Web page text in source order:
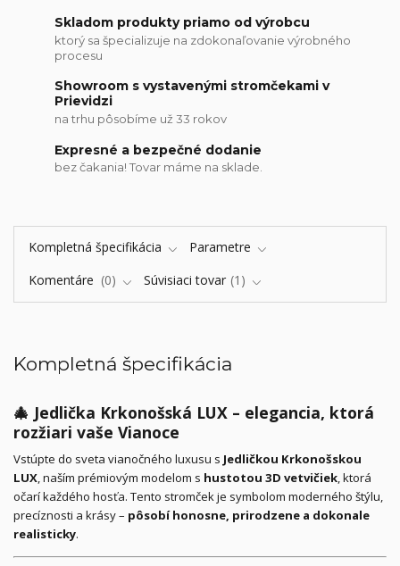
Skladom produkty priamo od výrobcu
ktorý sa špecializuje na zdokonaľovanie výrobného
procesu
Showroom s vystavenými stromčekami v
Prievidzi
na trhu pôsobíme už 33 rokov
Expresné a bezpečné dodanie
bez čakania! Tovar máme na sklade.
Kompletná špecifikácia
Parametre
Komentáre
0 Súvisiaci tovar 1
Kompletná špecifikácia
🎄 Jedlička Krkonošská LUX – elegancia, ktorá
rozžiari vaše Vianoce
Vstúpte do sveta vianočného luxusu s Jedličkou Krkonošskou
LUX, naším prémiovým modelom s hustotou 3D vetvičiek, ktorá
očarí každého hosťa. Tento stromček je symbolom moderného štýlu,
precíznosti a krásy – pôsobí honosne, prirodzene a dokonale
realisticky.